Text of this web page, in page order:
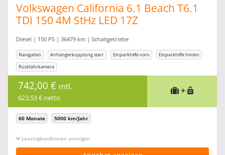
Volkswagen California 6.1 Beach T6.1
TDI 150 4M StHz LED 17Z
Diesel | 150 PS | 36479 km | Schaltgetriebe
Navigation Anhängerkupplung starr Einparkhilfe vorn
Einparkhilfe hinten
Rückfahrkamera
742,00 € mtl.
623,53 € netto
+
60 Monate 5000 km/Jahr
Leasingkonditionen ein-/ausblenden